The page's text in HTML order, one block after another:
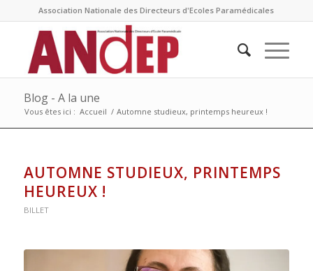
Association Nationale des Directeurs d'Ecoles Paramédicales
Blog - A la une
Vous êtes ici : Accueil / Automne studieux, printemps heureux !
AUTOMNE STUDIEUX, PRINTEMPS
HEUREUX !
BILLET